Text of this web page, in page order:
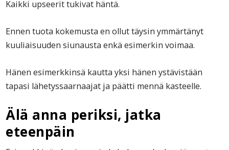
Kaikki upseerit tukivat häntä.
Ennen tuota kokemusta en ollut täysin ymmärtänyt
kuuliaisuuden siunausta enkä esimerkin voimaa.
Hänen esimerkkinsä kautta yksi hänen ystävistään
tapasi lähetyssaarnaajat ja päätti mennä kasteelle.
Älä anna periksi, jatka
eteenpäin